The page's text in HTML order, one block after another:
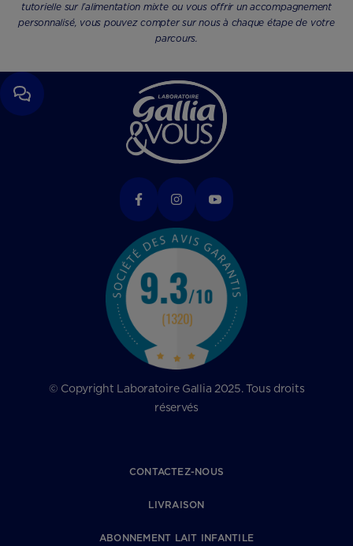
tutorielle sur l’alimentation mixte ou vous offrir un accompagnement
personnalisé, vous pouvez compter sur nous à chaque étape de votre
parcours.
© Copyright Laboratoire Gallia 2025. Tous droits
réservés
CONTACTEZ-NOUS
LIVRAISON
ABONNEMENT LAIT INFANTILE